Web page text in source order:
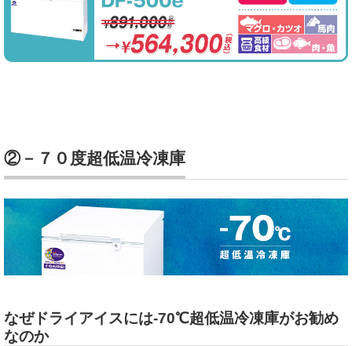
②－７０度超低温冷凍庫
なぜドライアイスには-70℃超低温冷凍庫がお勧め
なのか